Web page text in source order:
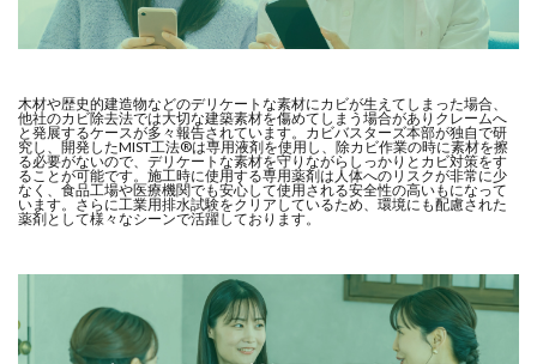
木材や歴史的建造物などのデリケートな素材にカビが生えてしまった場合、
他社のカビ除去法では大切な建築素材を傷めてしまう場合がありクレームへ
と発展するケースが多々報告されています。カビバスターズ本部が独自で研
究し、開発したMIST工法®は専用液剤を使用し、除カビ作業の時に素材を擦
る必要がないので、デリケートな素材を守りながらしっかりとカビ対策をす
ることが可能です。施工時に使用する専用薬剤は人体へのリスクが非常に少
なく、食品工場や医療機関でも安心して使用される安全性の高いもになって
います。さらに工業用排水試験をクリアしているため、環境にも配慮された
薬剤として様々なシーンで活躍しております。